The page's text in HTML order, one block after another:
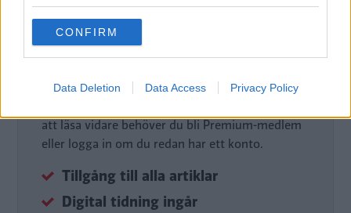
use your data for below specified purposes in below Google
consent section.
CONFIRM
Data Deletion Data Access Privacy Policy
DIGITAL PRENUMERATION
Ta del av allt material – bli
Premium-medlem
att läsa vidare behöver du bli Premium-medlem
eller logga in om du redan har ett konto.
Tillgång till alla artiklar
Digital tidning ingår